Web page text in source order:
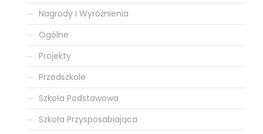
Nagrody i Wyróżnienia
Ogólne
Projekty
Przedszkole
Szkoła Podstawowa
Szkoła Przysposabiająca